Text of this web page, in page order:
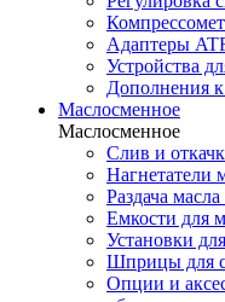
Адаптеры
Устройства
Дополнения
Маслосменное
Маслосменное
Слив и
Нагнетатели
Раздача
Емкости для
Установки
Шприцы для
Опции и